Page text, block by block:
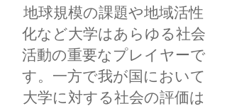
地球規模の課題や地域活性
化など大学はあらゆる社会
活動の重要なプレイヤーで
す。一方で我が国において
大学に対する社会の評価は